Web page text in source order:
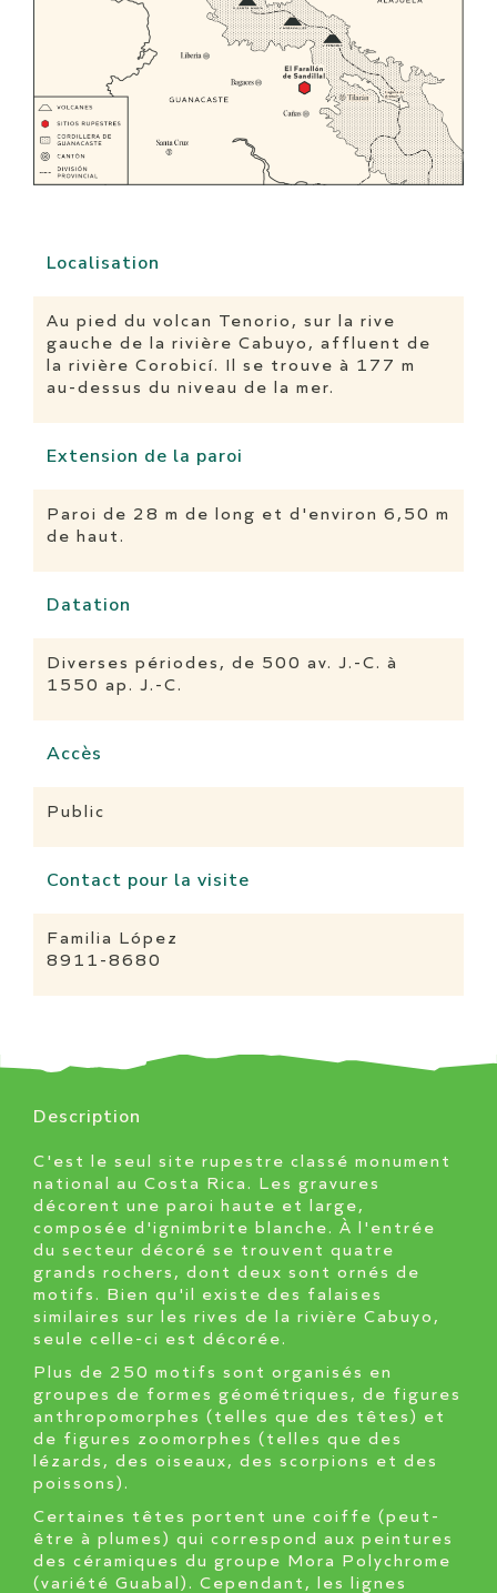
Localisation
Au pied du volcan Tenorio, sur la rive
gauche de la rivière Cabuyo, affluent de
la rivière Corobicí. Il se trouve à 177 m
au-dessus du niveau de la mer.
Extension de la paroi
Paroi de 28 m de long et d'environ 6,50 m
de haut.
Datation
Diverses périodes, de 500 av. J.-C. à
1550 ap. J.-C.
Accès
Public
Contact pour la visite
Familia López
8911-8680
Description
C'est le seul site rupestre classé monument
national au Costa Rica. Les gravures
décorent une paroi haute et large,
composée d'ignimbrite blanche. À l'entrée
du secteur décoré se trouvent quatre
grands rochers, dont deux sont ornés de
motifs. Bien qu'il existe des falaises
similaires sur les rives de la rivière Cabuyo,
seule celle-ci est décorée.
Plus de 250 motifs sont organisés en
groupes de formes géométriques, de figures
anthropomorphes (telles que des têtes) et
de figures zoomorphes (telles que des
lézards, des oiseaux, des scorpions et des
poissons).
Certaines têtes portent une coiffe (peut-
être à plumes) qui correspond aux peintures
des céramiques du groupe Mora Polychrome
(variété Guabal). Cependant, les lignes